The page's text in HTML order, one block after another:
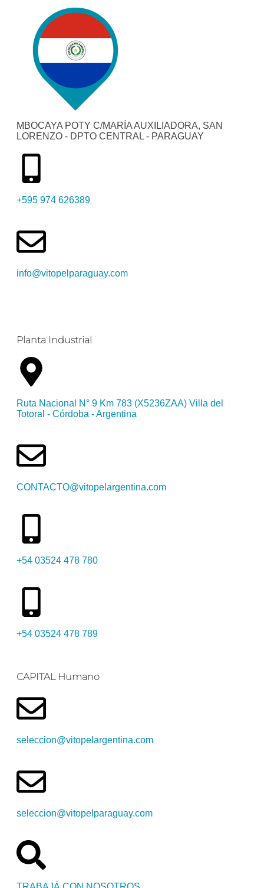
MBOCAYA POTY C/MARÍA AUXILIADORA, SAN
LORENZO - DPTO CENTRAL - PARAGUAY
+595 974 626389
info@vitopelparaguay.com
Planta Industrial
Ruta Nacional N° 9 Km 783 (X5236ZAA) Villa del
Totoral - Córdoba - Argentina
CONTACTO@vitopelargentina.com
+54 03524 478 780​
+54 03524 478 789​
CAPITAL Humano
seleccion@vitopelargentina.com
seleccion@vitopelparaguay.com